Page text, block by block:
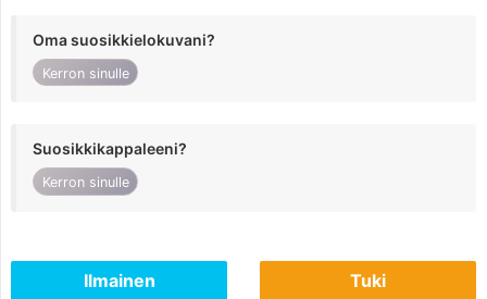
Oma suosikkielokuvani?
Kerron sinulle
Suosikkikappaleeni?
Kerron sinulle
Ilmainen Tuki